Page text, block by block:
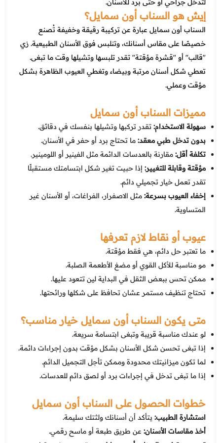
عروض العناية بالشعر
عروض الرجال
عروض جراحات التجميل
عروض قسم الطوارئ
عروض المختبر
عروض الاشعة
عروض الباطنة
عروض العظام
عروض الانف والاذن والحنجرة
عروض العلاج الطبيعي
لتدخل جراحي أو حتى برد للأسنان.
إيش هو السناب أون سمايل؟
السناب أون سمايل عبارة عن تركيبة رقيقة وخفيفة تُصنع
خصيصًا على مقاس أسنانك، وتنلبس فوق الأسنان الطبيعية. زي
"قالب" أو "قشرة مؤقتة" تقدر تلبسها وتشيلها وقت ما تبغى.
تعطي شكل أسنان مرتبة وبيضاء وتغطي العيوب الظاهرة بشكل
مؤقت وعملي.
مميزات السناب أون سمايل
سهولة الاستخدام:تقدر تركبها وتشيلها بنفسك في دقائق.
بدون تدخل طبي معقد:ما تحتاج برد أو حفر في الأسنان.
تكلفة أقل:مقارنة بالعدسات الدائمة مثل الفينير أو اللومينير.
مؤقتة وقابلة للتغيير:إذا حبيت تغير شكل ابتسامتك مستقبلًا
تقدر تعمل خيار تجميلي دائم.
إخفاء العيوب بسرعة:مثل الاصفرار، الفراغات، أو الأسنان غير
المتساوية.
عيوب أو نقاط لازم تعرفها
ما تعتبر حل دائم، هي فقط مؤقتة.
مو مناسبة للأكل القوي أو مضغ الأطعمة الصلبة.
ممكن تحس ببعض الثقل في البداية لين تتعود عليها.
تحتاج تنظيف مستمر عشان تحافظ على شكلها ورائحتها.
متى يكون السناب أون سمايل خيار مناسب؟
لو عندك مناسبة قريبة وتبغى ابتسامة سريعة.
إذا تبغى تحسن شكل الأسنان بشكل مؤقت بدون إجراءات دائمة.
لما تكون ميزانيتك محدودة وممكن تأجل التجميل الدائم.
إذا ما تبغى تدخل في إجراءات برد أو لصق دائم للعدسات.
خطوات الحصول على السناب أون سمايل
استشارة الطبيب:يتأكد أن أسنانك ولثتك سليمة.
أخذ مقاسات الأسنان:عن طريق طبعة أو ماسح رقمي.